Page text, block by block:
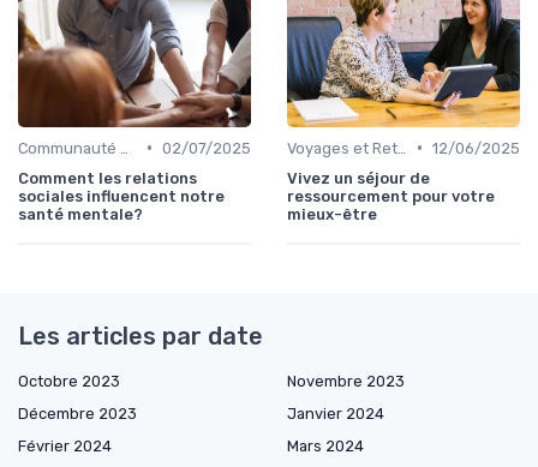
• 02/07/2025
Comment les relations
sociales influencent notre
santé mentale?
• 12/06/2025
Vivez un séjour de
ressourcement pour votre
mieux-être
Les articles par date
Octobre 2023
Novembre 2023
Décembre 2023
Janvier 2024
Février 2024
Mars 2024